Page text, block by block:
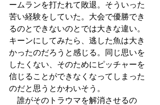
ームランを打たれて敗退。そういった
苦い経験をしていた。大会で優勝でき
るのとできないのとでは大きな違い。
キーンにしてみたら、逃した魚は大き
かったのだろうと感じる。同じ思いを
したくない、そのためにピッチャーを
信じることができなくなってしまった
のだと思うとかわいそう。
誰がそのトラウマを解消させるの